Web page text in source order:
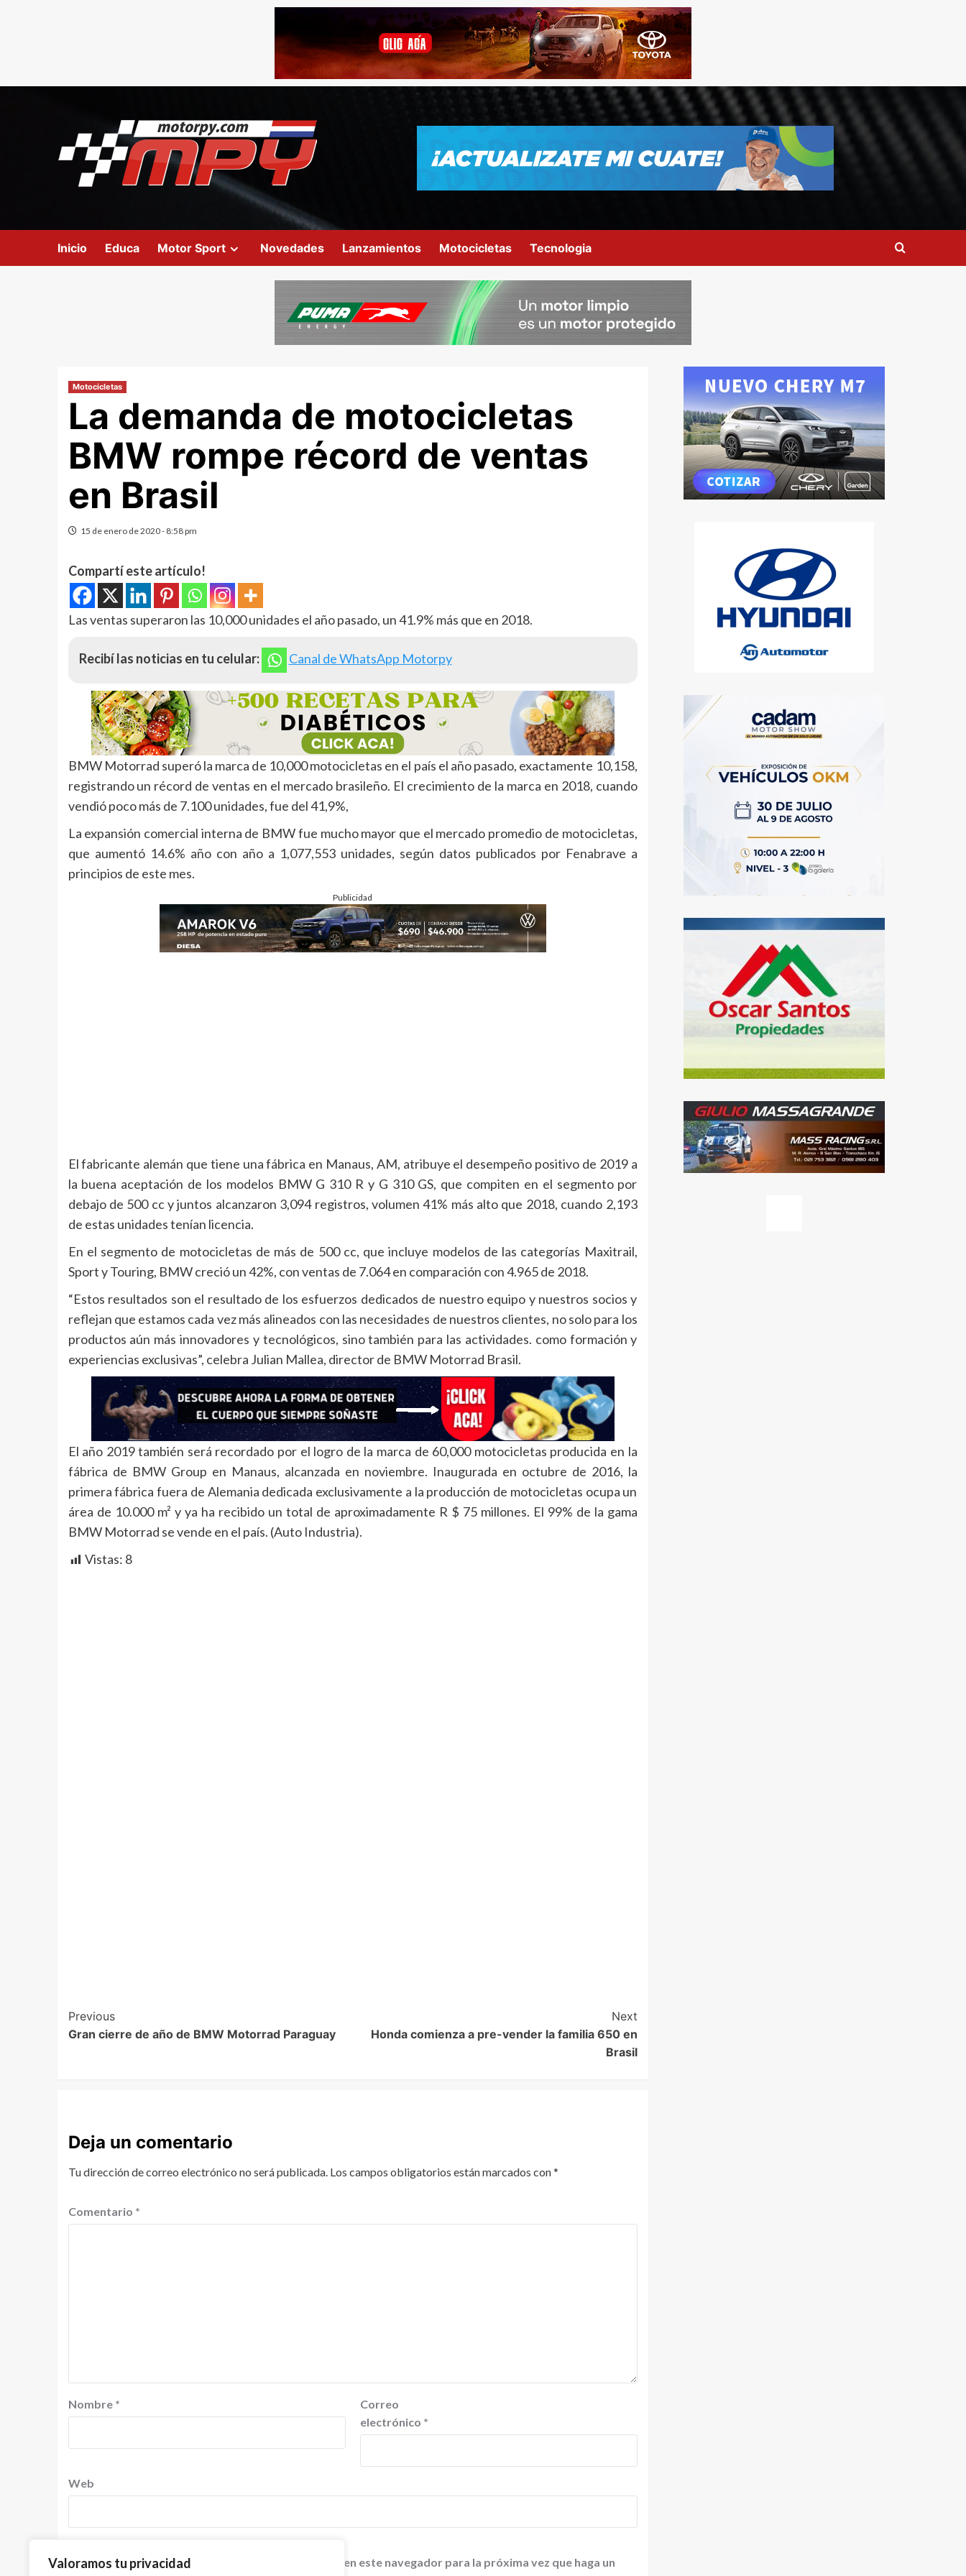
Valoramos tu privacidad
Inicio Educa Motor Sport Novedades Lanzamientos Motocicletas Tecnologia
Motocicletas
La demanda de motocicletas
BMW rompe récord de ventas
en Brasil
15 de enero de 2020 - 8:58 pm
Compartí este artículo!
Las ventas superaron las 10,000 unidades el año pasado, un 41.9% más que en 2018.
Recibí las noticias en tu celular: Canal de WhatsApp Motorpy
BMW Motorrad superó la marca de 10,000 motocicletas en el país el año pasado, exactamente 10,158,
registrando un récord de ventas en el mercado brasileño. El crecimiento de la marca en 2018, cuando
vendió poco más de 7.100 unidades, fue del 41,9%,
La expansión comercial interna de BMW fue mucho mayor que el mercado promedio de motocicletas,
que aumentó 14.6% año con año a 1,077,553 unidades, según datos publicados por Fenabrave a
principios de este mes.
Publicidad
El fabricante alemán que tiene una fábrica en Manaus, AM, atribuye el desempeño positivo de 2019 a
la buena aceptación de los modelos BMW G 310 R y G 310 GS, que compiten en el segmento por
debajo de 500 cc y juntos alcanzaron 3,094 registros, volumen 41% más alto que 2018, cuando 2,193
de estas unidades tenían licencia.
En el segmento de motocicletas de más de 500 cc, que incluye modelos de las categorías Maxitrail,
Sport y Touring, BMW creció un 42%, con ventas de 7.064 en comparación con 4.965 de 2018.
“Estos resultados son el resultado de los esfuerzos dedicados de nuestro equipo y nuestros socios y
reflejan que estamos cada vez más alineados con las necesidades de nuestros clientes, no solo para los
productos aún más innovadores y tecnológicos, sino también para las actividades. como formación y
experiencias exclusivas”, celebra Julian Mallea, director de BMW Motorrad Brasil.
El año 2019 también será recordado por el logro de la marca de 60,000 motocicletas producida en la
fábrica de BMW Group en Manaus, alcanzada en noviembre. Inaugurada en octubre de 2016, la
primera fábrica fuera de Alemania dedicada exclusivamente a la producción de motocicletas ocupa un
área de 10.000 m² y ya ha recibido un total de aproximadamente R $ 75 millones. El 99% de la gama
BMW Motorrad se vende en el país. (Auto Industria).
Vistas: 8
Previous
Gran cierre de año de BMW Motorrad Paraguay
Next
Honda comienza a pre-vender la familia 650 en
Brasil
Deja un comentario
Tu dirección de correo electrónico no será publicada. Los campos obligatorios están marcados con*
Comentario *
Nombre *
Correo
electrónico *
Web
Guardar mi nombre, correo electrónico y sitio web en este navegador para la próxima vez que haga un